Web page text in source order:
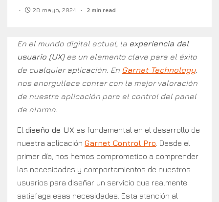
28 mayo, 2024 2 min read
En el mundo digital actual, la experiencia del
usuario (UX)es un elemento clave para el éxito
de cualquier aplicación. En Garnet Technology,
nos enorgullece contar con la mejor valoración
de nuestra aplicación para el control del panel
de alarma.
El diseño de UX es fundamental en el desarrollo de
nuestra aplicación Garnet Control Pro . Desde el
primer día, nos hemos comprometido a comprender
las necesidades y comportamientos de nuestros
usuarios para diseñar un servicio que realmente
satisfaga esas necesidades. Esta atención al